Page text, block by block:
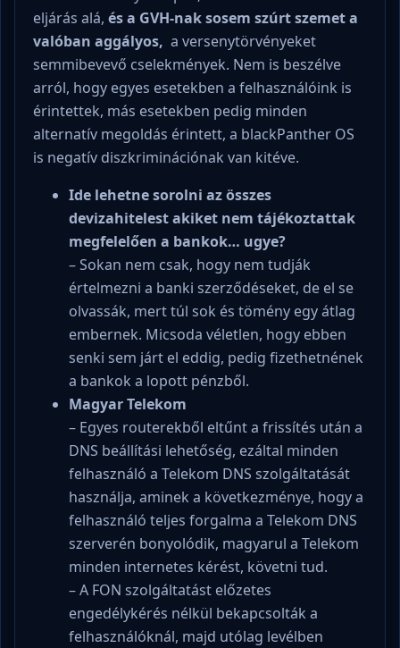
eljárás alá, és a GVH-nak sosem szúrt szemet a
valóban aggályos, a versenytörvényeket
semmibevevő cselekmények. Nem is beszélve
arról, hogy egyes esetekben a felhasználóink is
érintettek, más esetekben pedig minden
alternatív megoldás érintett, a blackPanther OS
is negatív diszkriminációnak van kitéve.
Ide lehetne sorolni az összes
devizahitelest akiket nem tájékoztattak
megfelelően a bankok… ugye?
– Sokan nem csak, hogy nem tudják
értelmezni a banki szerződéseket, de el se
olvassák, mert túl sok és tömény egy átlag
embernek. Micsoda véletlen, hogy ebben
senki sem járt el eddig, pedig fizethetnének
a bankok a lopott pénzből.
Magyar Telekom
– Egyes routerekből eltűnt a frissítés után a
DNS beállítási lehetőség, ezáltal minden
felhasználó a Telekom DNS szolgáltatását
használja, aminek a következménye, hogy a
felhasználó teljes forgalma a Telekom DNS
szerverén bonyolódik, magyarul a Telekom
minden internetes kérést, követni tud.
– A FON szolgáltatást előzetes
engedélykérés nélkül bekapcsolták a
felhasználóknál, majd utólag levélben